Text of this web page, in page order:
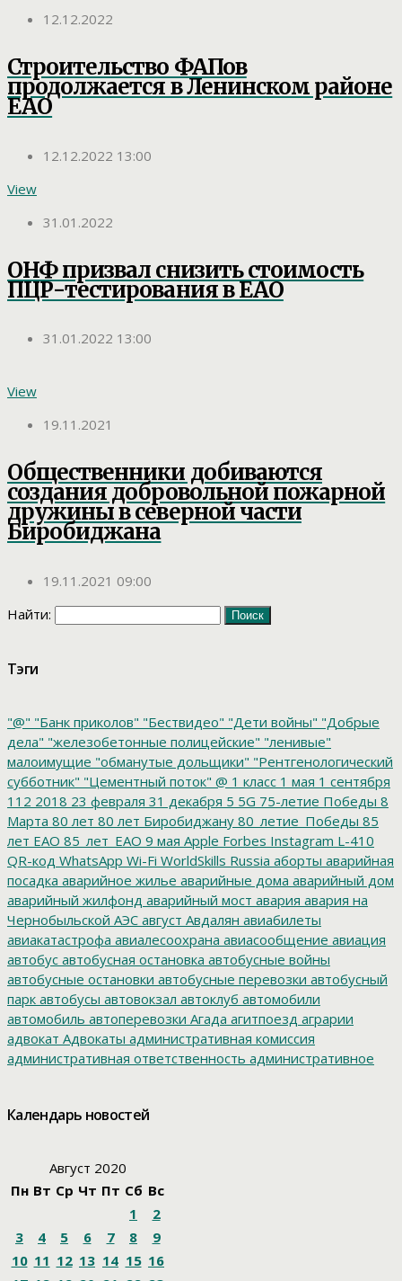
12.12.2022
Строительство ФАПов
продолжается в Ленинском районе
ЕАО
12.12.2022 13:00
View
31.01.2022
ОНФ призвал снизить стоимость
ПЦР-тестирования в ЕАО
31.01.2022 13:00
View
19.11.2021
Общественники добиваются
создания добровольной пожарной
дружины в северной части
Биробиджана
19.11.2021 09:00
Найти:
Тэги
"@" "Банк приколов" "Бествидео" "Дети войны" "Добрые
дела" "железобетонные полицейские" "ленивые"
малоимущие "обманутые дольщики" "Рентгенологический
субботник" "Цементный поток" @ 1 класс 1 мая 1 сентября
112 2018 23 февраля 31 декабря 5 5G 75-летие Победы 8
Марта 80 лет 80 лет Биробиджану 80_летие_Победы 85
лет ЕАО 85_лет_ЕАО 9 мая Apple Forbes Instagram L-410
QR-код WhatsApp Wi-Fi WorldSkills Russia аборты аварийная
посадка аварийное жилье аварийные дома аварийный дом
аварийный жилфонд аварийный мост авария авария на
Чернобыльской АЭС август Авдалян авиабилеты
авиакатастрофа авиалесоохрана авиасообщение авиация
автобус автобусная остановка автобусные войны
автобусные остановки автобусные перевозки автобусный
парк автобусы автовокзал автоклуб автомобили
автомобиль автоперевозки Агада агитпоезд аграрии
адвокат Адвокаты административная комиссия
административная ответственность административное
БуксманАлександр Винников
Александр Соловьев
Филиппова Алексей Корниенко
Алексей ХозяйскийАлексей Черный
Алисаалкоголизация Алкоголь
аллергияальманахАмур
Календарь новостей
Август 2020
Пн Вт Ср Чт Пт Сб Вс
1
2
3
4 5 6 7 8
9
10 11 12 13 14 15 16